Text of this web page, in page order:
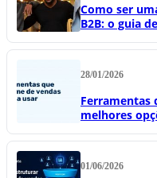
Como ser
B2B: o guia
28/01/2026
Ferramentas
melhores
01/06/2026